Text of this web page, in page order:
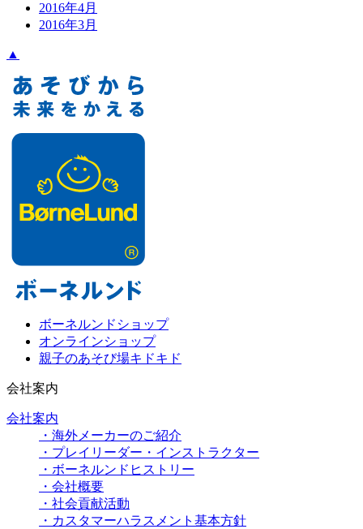
2016年4月
2016年3月
▲
ボーネルンドショップ
オンラインショップ
親子のあそび場キドキド
会社案内
会社案内
・海外メーカーのご紹介
・プレイリーダー・インストラクター
・ボーネルンドヒストリー
・会社概要
・社会貢献活動
・カスタマーハラスメント基本方針